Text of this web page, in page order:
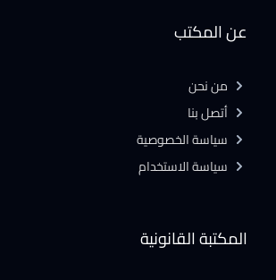
المكتبة القانونية
عن المكتب
من نحن
أتصل بنا
سياسة الخصوصية
سياسة الاستخدام